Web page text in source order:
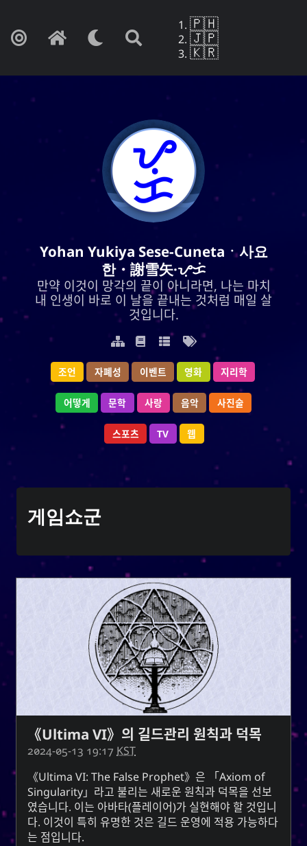
🇵🇭
🇯🇵
🇰🇷
Yohan Yukiya Sese-Cunetaㆍ사요
한・謝雪矢·ᜌᜓᜃᜒ
만약 이것이 망각의 끝이 아니라면, 나는 마치
내 인생이 바로 이 날을 끝내는 것처럼 매일 살
것입니다.
조언 자폐성 이벤트 영화 지리학
어떻게 문학 사랑 음악 사진술
스포츠 TV 웹
게임쇼군
《Ultima VI》의 길드관리 원칙과 덕목
2024-05-13 19:17 KST
Ultima VI: The False Prophet
은
Axiom of
Singularity
라고 불리는 새로운 원칙과 덕목을 선보
였습니다. 이는 아바타(플레이어)가 실현해야 할 것입니
다. 이것이 특히 유명한 것은 길드 운영에 적용 가능하다
는 점입니다.
Yohan Yukiya Sese-Cunetaㆍ사요
한・謝雪矢·ᜌᜓᜃᜒ
만약 이것이 망각의 끝이 아니라면, 나는 마치
내 인생이 바로 이 날을 끝내는 것처럼 매일 살
것입니다.
조언
자폐성
이벤트
영화
지리학
어떻게
문학
사랑
음악
사진술
스포츠
TV
웹
**
YourOnly.One
**의 약자와 나의 별명인 **
(
Yuki
・雪矢
)**를 매쉬업한 것이다.
柳
는 중국의 전설에 따르면 고대 중국
의 성입니다. 성씨의 조상들은 고대 현자 왕 유순과 밀접
한 관련이 있습니다. 한국에서,
유
라는 혈통은 시
아, 한, 조선 왕조의 흔적입니다. 유순 또는 유순 성씨의
소유자들은 자선과 근면으로 명성이 높습니다.
그것은 또한 우아하거나 가냘프다는 뜻의
와 모든 사람들에게 지속적인 영양과
기도 합니다. 그것은 또한 기름이라는 존재를 의미할 수
(너)라는 존재를 의미할 수도 있습니
한자
紀
는 기록하고, 단련되고, 질서를 제공하는 것
을 의미합니다. 한글과 동등한 것인
키
는 에너지, 정
신, 기치, 기간을 의미하고, 동명사나 부정명사를 만드는